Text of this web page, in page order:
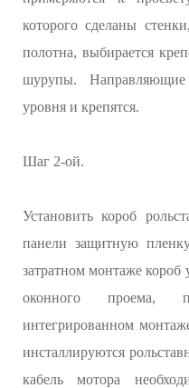
которого сделаны
полотна, выбирается
шурупы.
уровня и крепятся.
Шаг 2-ой.
Установить короб
панели защитную
затратном монтаже короб
оконного проема,
интегрированном
инсталлируются
кабель мотора